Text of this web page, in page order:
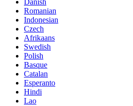
Danish
Romanian
Indonesian
Czech
Afrikaans
Swedish
Polish
Basque
Catalan
Esperanto
Hindi
Lao